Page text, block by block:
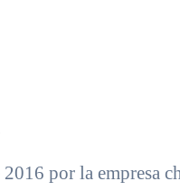
por la empresa